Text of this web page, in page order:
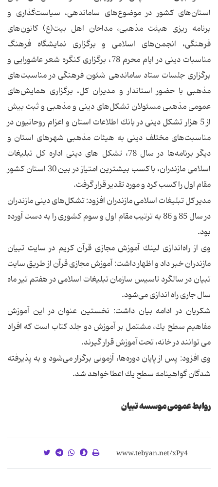
استان‌های كشور در موضوع‌های ساماندهی، سیاست‌گذاری و
برنامه ریزی هیئت مذهبی، مداحان اهل بیت(ع) كانون‌های
فرهنگی، انجمن‌های اسلامی و برگزاری نمایشگاه فرهنگ
مناسبات دینی در ایام محرم 78، برگزاری كنگره شعر عاشورایی و
برگزاری جلسات ستاد ساماندهی شئون فرهنگی در مناسبت‌های
مذهبی با حضور استاندار و مدیران كل، برگزاری همایش‌های
عمومی مذهبی مسئولان تشكل‌های دینی و مذهبی و ثبت بیش
از 5 هزار تشكل دینی در بانك اطلاعات استان و اعزام روحانیون در
مناسبت‌های مختلف دینی به هیئات مذهبی شهرهای استان و
دیگر برنامه‌ها در سال 78، تشكل های دینی اداره كل تبلیغات
اسلامی مازندران، با كسب بیشترین امتیاز در بین 30 استان كشور
مقام اول را كسب كرد و مورد تقدیر قرار گرفت.
مدیر كل تبلیغات اسلامی مازندران افزود: تشكل‌های دینی مازندران
در سال 85 و 86 به ترتیب مقام اول و سوم كشوری را به دست آورده
بود.
وی از راه‌اندازی لینك آموزش مجازی قرآن كریم در سایت تبیان
مازندران خبر داد و اظهار داشت: آموزش مجازی قرآن از طریق سایت
تبیان در سالگرد تاسیس سازمان تبلیغات اسلامی در هفتم تیر ماه
سال جاری راه اندازی می‌شود.
شكریان در ادامه بیان داشت: نخستین عنوان در این آموزش
مفاهیم سطح یك، مشتمل بر آموزش دو جلد كتاب است كه افراد
می توانند در خانه، تحت آموزش قرار گیرند.
وی افزود: پس از پایان دوره‌ها، آزمونی برگزار می‌شود و به پذیرفته
شدگان گواهینامه سطح یك اعطا خواهد شد.
روابط عمومی موسسه تبیان